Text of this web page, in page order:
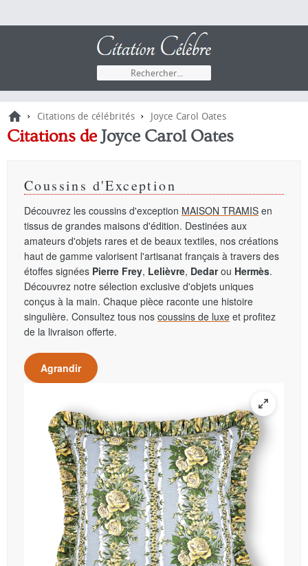
› Citations de célébrités › Joyce Carol Oates
Citations deJoyce Carol Oates
Coussins d'Exception
Découvrez les coussins d'exception MAISON TRAMIS en
tissus de grandes maisons d'édition. Destinées aux
amateurs d'objets rares et de beaux textiles, nos créations
haut de gamme valorisent l'artisanat français à travers des
étoffes signées Pierre Frey, Lelièvre, Dedarou Hermès.
Découvrez notre sélection exclusive d'objets uniques
conçus à la main. Chaque pièce raconte une histoire
singulière. Consultez tous nos coussins de luxe et profitez
de la livraison offerte.
Agrandir